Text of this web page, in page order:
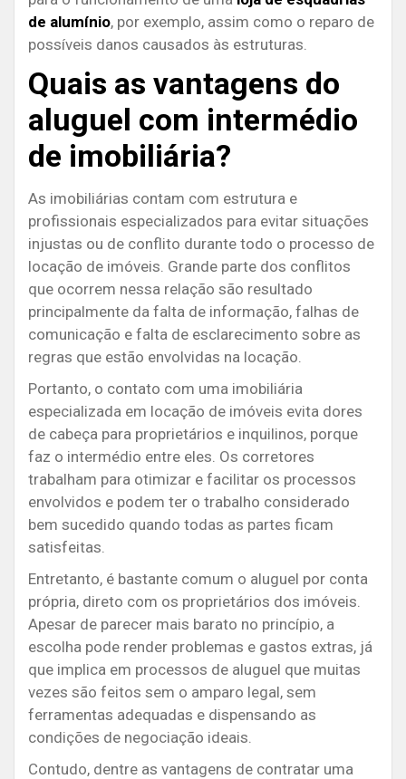
de alumínio, por exemplo, assim como o reparo de
possíveis danos causados às estruturas.
Quais as vantagens do
aluguel com intermédio
de imobiliária?
As imobiliárias contam com estrutura e
profissionais especializados para evitar situações
injustas ou de conflito durante todo o processo de
locação de imóveis. Grande parte dos conflitos
que ocorrem nessa relação são resultado
principalmente da falta de informação, falhas de
comunicação e falta de esclarecimento sobre as
regras que estão envolvidas na locação.
Portanto, o contato com uma imobiliária
especializada em locação de imóveis evita dores
de cabeça para proprietários e inquilinos, porque
faz o intermédio entre eles. Os corretores
trabalham para otimizar e facilitar os processos
envolvidos e podem ter o trabalho considerado
bem sucedido quando todas as partes ficam
satisfeitas.
Entretanto, é bastante comum o aluguel por conta
própria, direto com os proprietários dos imóveis.
Apesar de parecer mais barato no princípio, a
escolha pode render problemas e gastos extras, já
que implica em processos de aluguel que muitas
vezes são feitos sem o amparo legal, sem
ferramentas adequadas e dispensando as
condições de negociação ideais.
Contudo, dentre as vantagens de contratar uma